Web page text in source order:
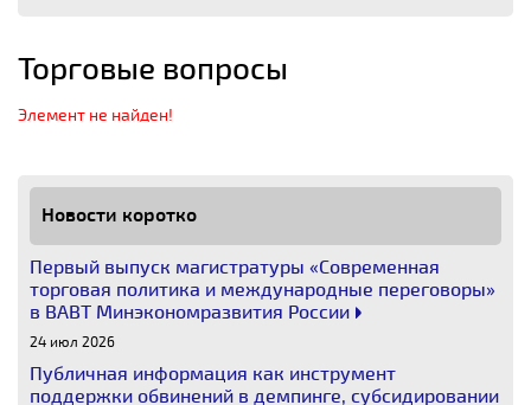
Торговые вопросы
Элемент не найден!
Новости коротко
Первый выпуск магистратуры «Современная
торговая политика и международные переговоры»
в ВАВТ Минэкономразвития России
24 июл 2026
Публичная информация как инструмент
поддержки обвинений в демпинге, субсидировании